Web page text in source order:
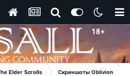
Elder Scrolls Скриншоты Oblivion